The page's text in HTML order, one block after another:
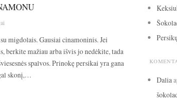
migdolais. Gausiai cinamoninis. Jei
berkite mažiau arba išvis jo nedėkite, tada
spalvos. Prinokę persikai yra gana
skonį,…
Dalia